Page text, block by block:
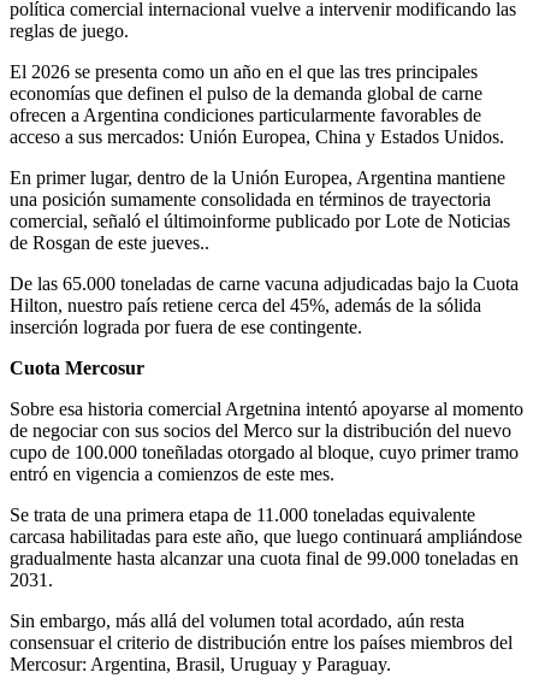
política comercial internacional vuelve a intervenir modificando las
reglas de juego.
El 2026 se presenta como un año en el que las tres principales
economías que definen el pulso de la demanda global de carne
ofrecen a Argentina condiciones particularmente favorables de
acceso a sus mercados: Unión Europea, China y Estados Unidos.
En primer lugar, dentro de la Unión Europea, Argentina mantiene
una posición sumamente consolidada en términos de trayectoria
comercial, señaló el últimoinforme publicado por Lote de Noticias
de Rosgan de este jueves..
De las 65.000 toneladas de carne vacuna adjudicadas bajo la Cuota
Hilton, nuestro país retiene cerca del 45%, además de la sólida
inserción lograda por fuera de ese contingente.
Cuota Mercosur
Sobre esa historia comercial Argetnina intentó apoyarse al momento
de negociar con sus socios del Merco sur la distribución del nuevo
cupo de 100.000 toneñladas otorgado al bloque, cuyo primer tramo
entró en vigencia a comienzos de este mes.
Se trata de una primera etapa de 11.000 toneladas equivalente
carcasa habilitadas para este año, que luego continuará ampliándose
gradualmente hasta alcanzar una cuota final de 99.000 toneladas en
2031.
Sin embargo, más allá del volumen total acordado, aún resta
consensuar el criterio de distribución entre los países miembros del
Mercosur: Argentina, Brasil, Uruguay y Paraguay.